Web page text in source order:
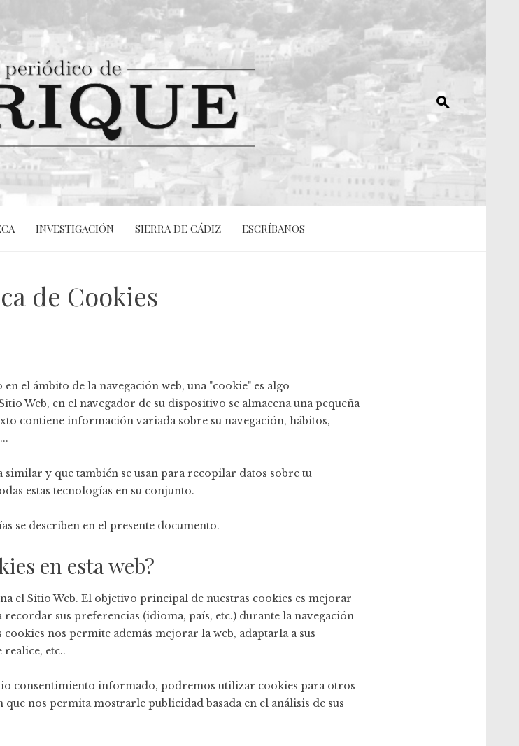
INVESTIGACIÓN SIERRA DE CÁDIZ ESCRÍBANOS
de Cookies
el ámbito de la navegación web, una "cookie" es algo
Web, en el navegador de su dispositivo se almacena una pequeña
contiene información variada sobre su navegación, hábitos,
y que también se usan para recopilar datos sobre tu
estas tecnologías en su conjunto.
se describen en el presente documento.
en esta web?
el Sitio Web. El objetivo principal de nuestras cookies es mejorar
sus preferencias (idioma, país, etc.) durante la navegación
nos permite además mejorar la web, adaptarla a sus
realice, etc..
consentimiento informado, podremos utilizar cookies para otros
nos permita mostrarle publicidad basada en el análisis de sus